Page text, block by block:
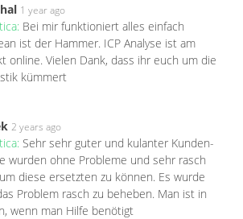
1 year ago
Bei mir funktioniert alles einfach
ist der Hammer. ICP Analyse ist am
online. Vielen Dank, dass ihr euch um die
kümmert
2 years ago
Sehr sehr guter und kulanter Kunden-
wurden ohne Probleme und sehr rasch
diese ersetzten zu können. Es wurde
Problem rasch zu beheben. Man ist in
wenn man Hilfe benötigt